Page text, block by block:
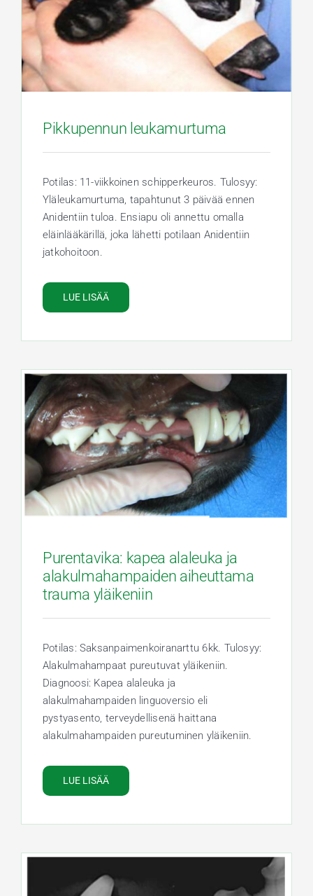
Pikkupennun leukamurtuma
Potilas: 11-viikkoinen schipperkeuros. Tulosyy:
Yläleukamurtuma, tapahtunut 3 päivää ennen
Anidentiin tuloa. Ensiapu oli annettu omalla
eläinlääkärillä, joka lähetti potilaan Anidentiin
jatkohoitoon.
LUE LISÄÄ
Purentavika: kapea alaleuka ja
alakulmahampaiden aiheuttama
trauma yläikeniin
Potilas: Saksanpaimenkoiranarttu 6kk. Tulosyy:
Alakulmahampaat pureutuvat yläikeniin.
Diagnoosi: Kapea alaleuka ja
alakulmahampaiden linguoversio eli
pystyasento, terveydellisenä haittana
alakulmahampaiden pureutuminen yläikeniin.
LUE LISÄÄ